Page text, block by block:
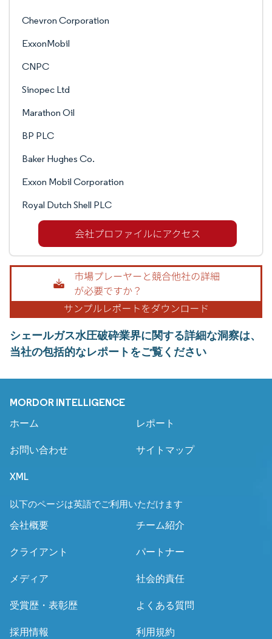
Chevron Corporation
ExxonMobil
CNPC
Sinopec Ltd
Marathon Oil
BP PLC
Baker Hughes Co.
Exxon Mobil Corporation
Royal Dutch Shell PLC
シェールガス水圧破砕業界に関する詳細な洞察は、
当社の包括的なレポートをご覧ください
MORDOR INTELLIGENCE
ホーム レポート
お問い合わせ サイトマップ
XML
以下のページは英語でご利用いただけます
会社概要 チーム紹介
クライアント パートナー
メディア 社会的責任
受賞歴・表彰歴 よくある質問
採用情報 利用規約